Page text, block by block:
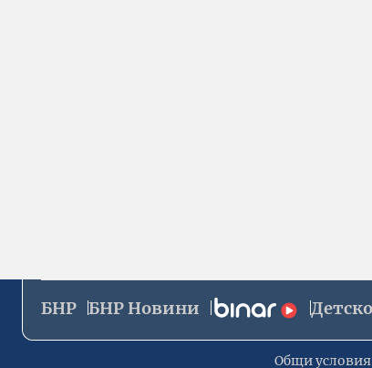
БНР БНР Новини
Общи условия